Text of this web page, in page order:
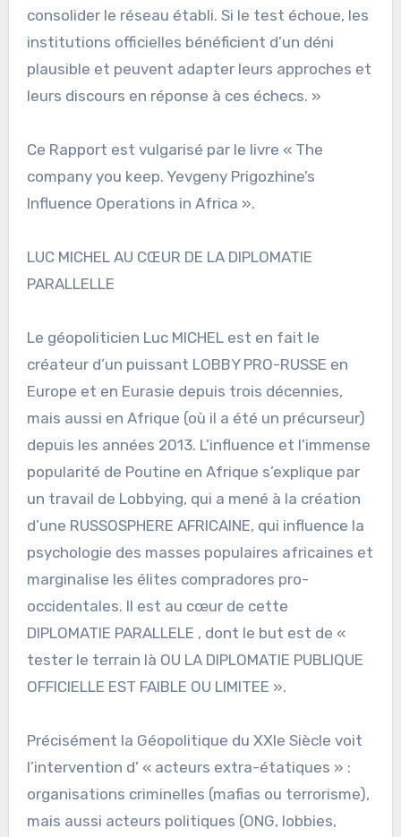
consolider le réseau établi. Si le test échoue, les
institutions officielles bénéficient d’un déni
plausible et peuvent adapter leurs approches et
leurs discours en réponse à ces échecs. »
Ce Rapport est vulgarisé par le livre « The
company you keep. Yevgeny Prigozhine’s
Influence Operations in Africa ».
LUC MICHEL AU CŒUR DE LA DIPLOMATIE
PARALLELLE
Le géopoliticien Luc MICHEL est en fait le
créateur d’un puissant LOBBY PRO-RUSSE en
Europe et en Eurasie depuis trois décennies,
mais aussi en Afrique (où il a été un précurseur)
depuis les années 2013. L’influence et l’immense
popularité de Poutine en Afrique s’explique par
un travail de Lobbying, qui a mené à la création
d’une RUSSOSPHERE AFRICAINE, qui influence la
psychologie des masses populaires africaines et
marginalise les élites compradores pro-
occidentales. Il est au cœur de cette
DIPLOMATIE PARALLELE , dont le but est de «
tester le terrain là OU LA DIPLOMATIE PUBLIQUE
OFFICIELLE EST FAIBLE OU LIMITEE ».
Précisément la Géopolitique du XXIe Siècle voit
l’intervention d’ « acteurs extra-étatiques » :
organisations criminelles (mafias ou terrorisme),
mais aussi acteurs politiques (ONG, lobbies,